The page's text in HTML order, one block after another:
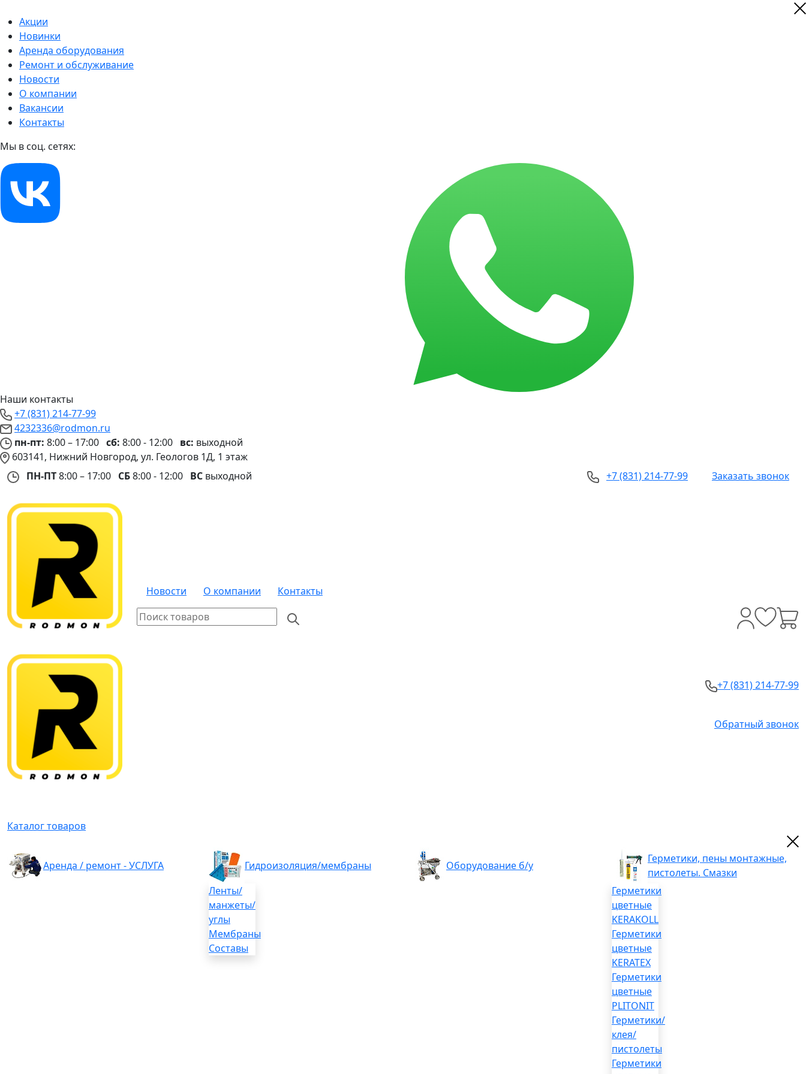
Акции
Новинки
Аренда оборудования
Ремонт и обслуживание
Новости
О компании
Вакансии
Контакты
Мы в соц. сетях:
Наши контакты
+7 (831) 214-77-99
4232336@rodmon.ru
пн-пт: 8:00 – 17:00 сб: 8:00 - 12:00 вс: выходной
603141, Нижний Новгород, ул. Геологов 1Д, 1 этаж
ПН-ПТ8:00 – 17:00 СБ8:00 - 12:00 ВС выходной +7 (831) 214-77-99 Заказать звонок
Новости О компании Контакты
+7 (831) 214-77-99
Обратный звонок
Каталог товаров
Аренда / ремонт - УСЛУГА
Гидроизоляция/мембраны
Ленты/
манжеты/
углы
Мембраны
Составы
Оборудование б/у
Герметики, пены монтажные,
пистолеты. Смазки
Герметики
цветные
KERAKOLL
Герметики
цветные
KERATEX
Герметики
цветные
PLITONIT
Герметики/
клея/
пистолеты
Герметики